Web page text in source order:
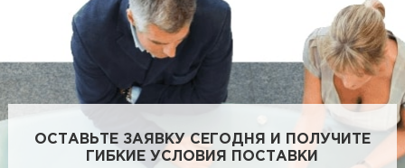
ОСТАВЬТЕ ЗАЯВКУ СЕГОДНЯ И ПОЛУЧИТЕ
ГИБКИЕ УСЛОВИЯ ПОСТАВКИ